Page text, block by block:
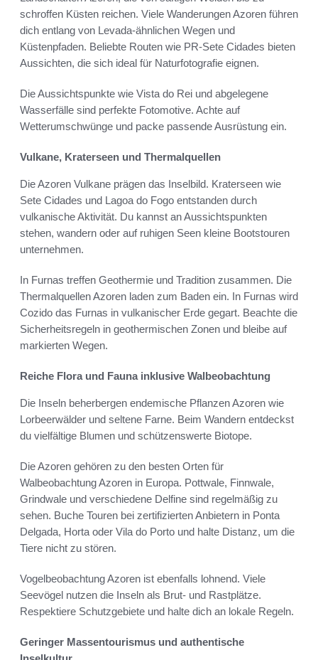
schroffen Küsten reichen. Viele Wanderungen Azoren führen
dich entlang von Levada-ähnlichen Wegen und
Küstenpfaden. Beliebte Routen wie PR-Sete Cidades bieten
Aussichten, die sich ideal für Naturfotografie eignen.
Die Aussichtspunkte wie Vista do Rei und abgelegene
Wasserfälle sind perfekte Fotomotive. Achte auf
Wetterumschwünge und packe passende Ausrüstung ein.
Vulkane, Kraterseen und Thermalquellen
Die Azoren Vulkane prägen das Inselbild. Kraterseen wie
Sete Cidades und Lagoa do Fogo entstanden durch
vulkanische Aktivität. Du kannst an Aussichtspunkten
stehen, wandern oder auf ruhigen Seen kleine Bootstouren
unternehmen.
In Furnas treffen Geothermie und Tradition zusammen. Die
Thermalquellen Azoren laden zum Baden ein. In Furnas wird
Cozido das Furnas in vulkanischer Erde gegart. Beachte die
Sicherheitsregeln in geothermischen Zonen und bleibe auf
markierten Wegen.
Reiche Flora und Fauna inklusive Walbeobachtung
Die Inseln beherbergen endemische Pflanzen Azoren wie
Lorbeerwälder und seltene Farne. Beim Wandern entdeckst
du vielfältige Blumen und schützenswerte Biotope.
Die Azoren gehören zu den besten Orten für
Walbeobachtung Azoren in Europa. Pottwale, Finnwale,
Grindwale und verschiedene Delfine sind regelmäßig zu
sehen. Buche Touren bei zertifizierten Anbietern in Ponta
Delgada, Horta oder Vila do Porto und halte Distanz, um die
Tiere nicht zu stören.
Vogelbeobachtung Azoren ist ebenfalls lohnend. Viele
Seevögel nutzen die Inseln als Brut- und Rastplätze.
Respektiere Schutzgebiete und halte dich an lokale Regeln.
Geringer Massentourismus und authentische